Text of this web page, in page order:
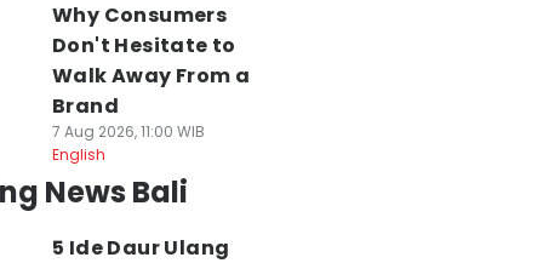
Why Consumers
Don't Hesitate to
Walk Away From a
Brand
7 Aug 2026, 11:00 WIB
English
News Bali
5 Ide Daur Ulang